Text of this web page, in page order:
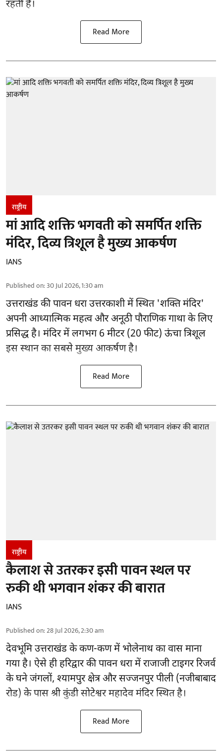
रहती है।
Read More
राष्ट्रीय
मां आदि शक्ति भगवती को समर्पित शक्ति
मंदिर, दिव्य त्रिशूल है मुख्य आकर्षण
IANS
Published on:30 Jul 2026, 1:30 am
उत्तराखंड की पावन धरा उत्तरकाशी में स्थित 'शक्ति मंदिर'
अपनी आध्यात्मिक महत्व और अनूठी पौराणिक गाथा के लिए
प्रसिद्ध है। मंदिर में लगभग 6 मीटर (20 फीट) ऊंचा त्रिशूल
इस स्थान का सबसे मुख्य आकर्षण है।
Read More
राष्ट्रीय
कैलाश से उतरकर इसी पावन स्थल पर
रुकी थी भगवान शंकर की बारात
IANS
Published on:28 Jul 2026, 2:30 am
देवभूमि उत्तराखंड के कण-कण में भोलेनाथ का वास माना
गया है। ऐसे ही हरिद्वार की पावन धरा में राजाजी टाइगर रिजर्व
के घने जंगलों, श्यामपुर क्षेत्र और सज्जनपुर पीली (नजीबाबाद
रोड) के पास श्री कुंडी सोटेश्वर महादेव मंदिर स्थित है।
Read More